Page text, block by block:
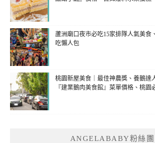
蘆洲廟口夜市必吃15家排隊人氣美食
吃懶人包
桃園新屋美食｜最佳神農獎、養鵝達
『建業鵝肉美食館』菜單價格、桃園
ANGELABABY粉絲團